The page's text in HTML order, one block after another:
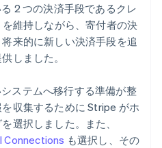
2 つの決済手段であるクレ
を維持しながら、寄付者の決
来的に新しい決済手段を追
しました。
ステムへ移行する準備が整
収集するために Stripe がホ
選択しました。また、
Connections も選択し、その